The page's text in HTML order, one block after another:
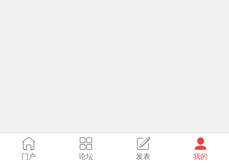
门户 论坛 发表 我的